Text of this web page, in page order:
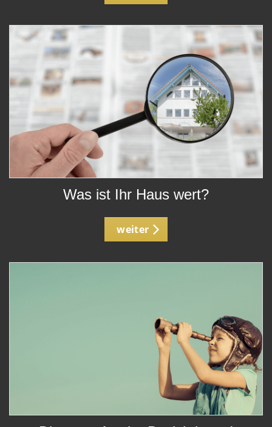
Was ist Ihr Haus wert?
weiter